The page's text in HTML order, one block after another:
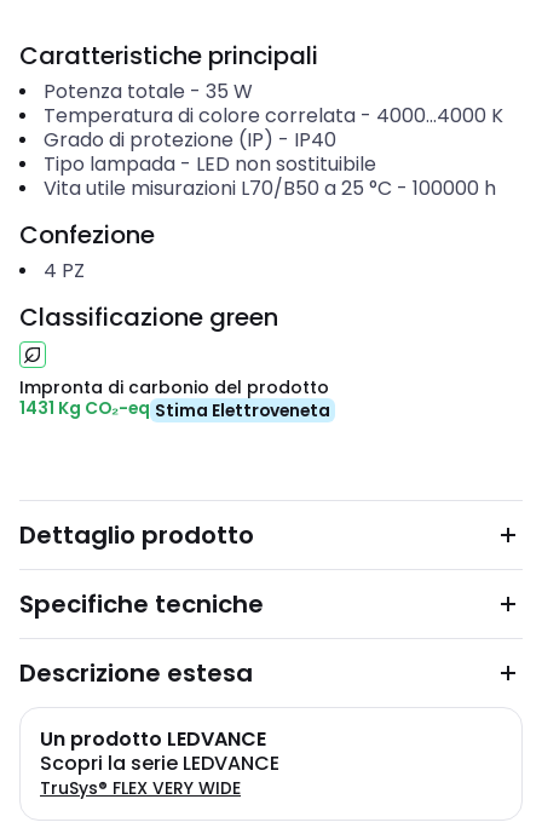
Caratteristiche principali
Potenza totale - 35 W
Temperatura di colore correlata- 4000...4000 K
Grado di protezione (IP) - IP40
Tipo lampada- LED non sostituibile
Vita utile misurazioni L70/B50 a 25 °C - 100000 h
Confezione
4 PZ
Classificazione green
Impronta di carbonio del prodotto
1431 Kg CO₂-eq Stima Elettroveneta
Dettaglio prodotto
Specifiche tecniche
Descrizione estesa
Un prodotto LEDVANCE
Scopri la serie LEDVANCE
TruSys® FLEX VERY WIDE